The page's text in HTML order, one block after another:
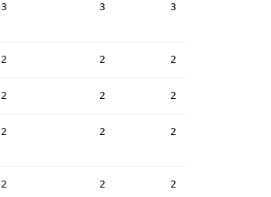
3 3 3
2 2 2
2 2 2
2 2 2
2 2 2